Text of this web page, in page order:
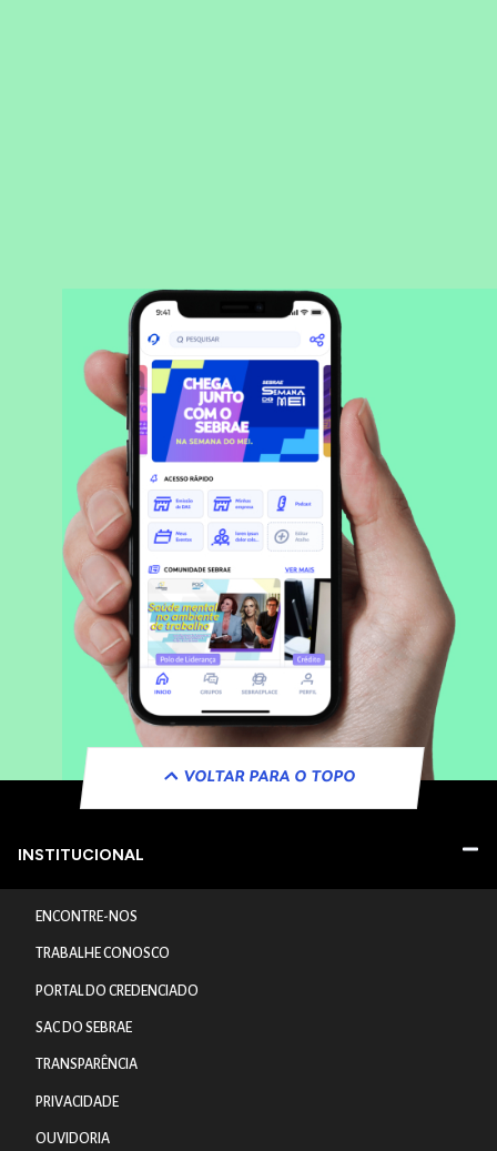
VOLTAR PARA O TOPO
INSTITUCIONAL
ENCONTRE-NOS
TRABALHE CONOSCO
PORTAL DO CREDENCIADO
SAC DO SEBRAE
TRANSPARÊNCIA
PRIVACIDADE
OUVIDORIA